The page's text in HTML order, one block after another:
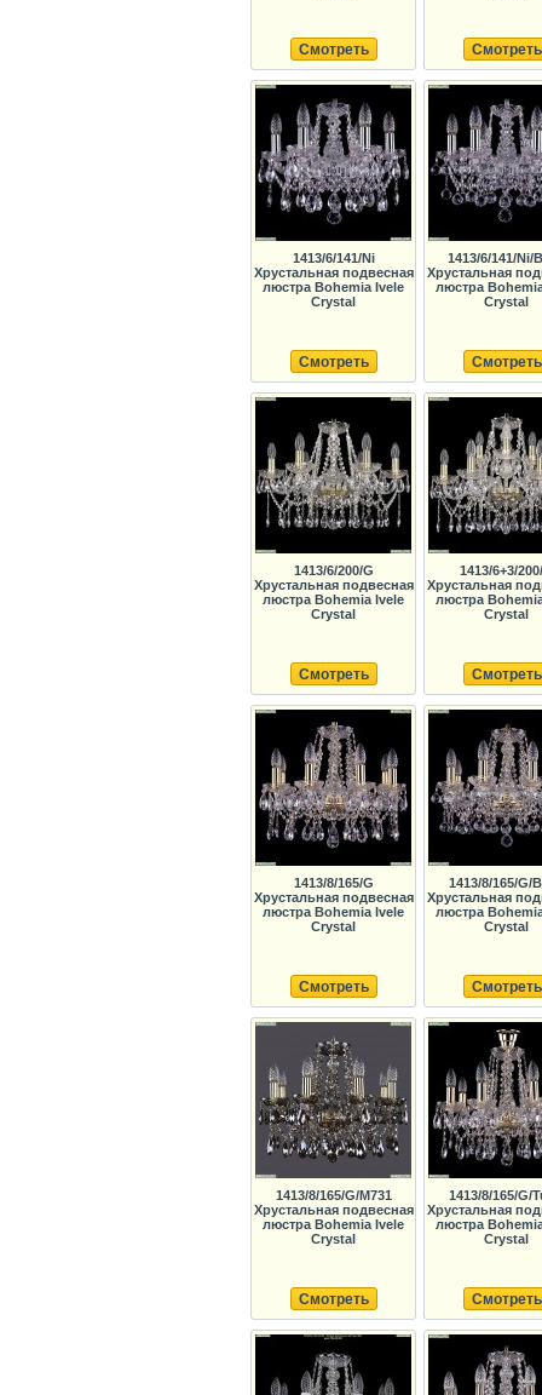
Смотреть Смотреть
1413/6/141/Ni
Хрустальная подвесная
люстра Bohemia Ivele
Crystal
Смотреть
1413/6/141/Ni/
Хрустальная
люстра
Crystal
Смотреть
1413/6/200/G
Хрустальная подвесная
люстра Bohemia Ivele
Crystal
Смотреть
1413/6+3/
Хрустальная
люстра
Crystal
Смотреть
1413/8/165/G
Хрустальная подвесная
люстра Bohemia Ivele
Crystal
Смотреть
1413/8/165/G/
Хрустальная
люстра
Crystal
Смотреть
1413/8/165/G/M731
Хрустальная подвесная
люстра Bohemia Ivele
Crystal
Смотреть
1413/8/165/G/
Хрустальная
люстра
Crystal
Смотреть